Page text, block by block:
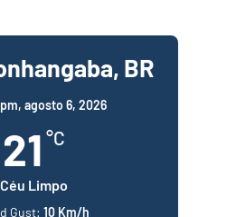
BR
pm, agosto 6, 2026
21 °C
Céu Limpo
Gust: 10 Km/h